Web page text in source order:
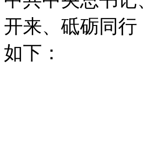
开来、砥砺同
如下：